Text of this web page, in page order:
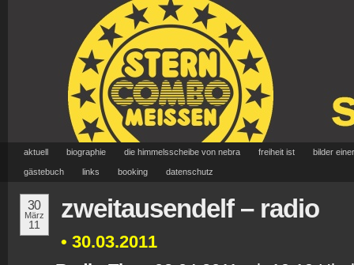
aktuell biographie die himmelsscheibe von nebra freiheit ist bilder
gästebuch links booking datenschutz
30
März
11
zweitausendelf – radio
• 30.03.2011